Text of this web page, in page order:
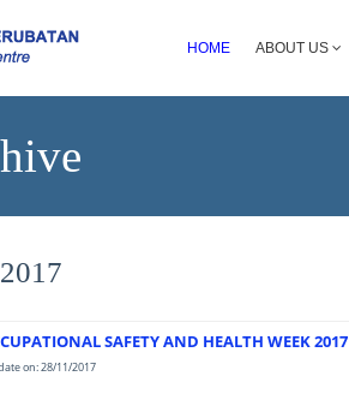
HOME ABOUT US
SAFETY AND HEALTH WEEK 2017
on: 28/11/2017